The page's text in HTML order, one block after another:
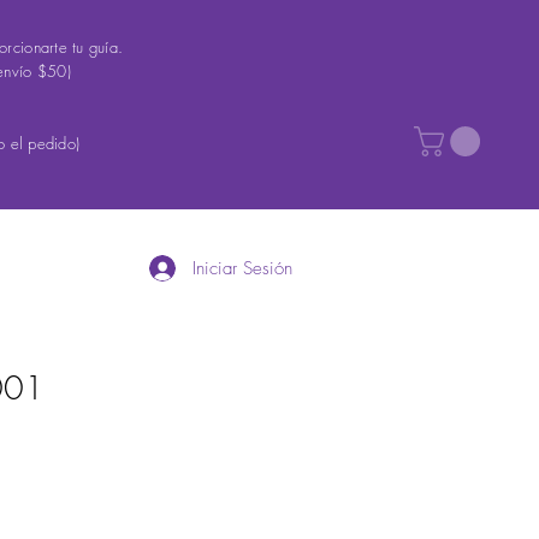
tu guía.
$50)
el pedido)
Iniciar Sesión